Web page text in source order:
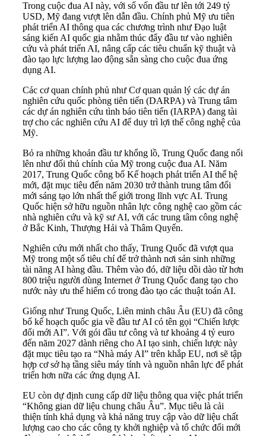
Trong cuộc đua AI này, với số vốn đầu tư lên tới 249 tỷ
USD, Mỹ đang vượt lên dẫn đầu. Chính phủ Mỹ ưu tiên
phát triển AI thông qua các chương trình như Đạo luật
sáng kiến AI quốc gia nhằm thúc đẩy đầu tư vào nghiên
cứu và phát triển AI, nâng cấp các tiêu chuẩn kỹ thuật và
đào tạo lực lượng lao động sẵn sàng cho cuộc đua ứng
dụng AI.
Các cơ quan chính phủ như Cơ quan quản lý các dự án
nghiên cứu quốc phòng tiên tiến (DARPA) và Trung tâm
các dự án nghiên cứu tình báo tiên tiến (IARPA) đang tài
trợ cho các nghiên cứu AI để duy trì lợi thế công nghệ của
Mỹ.
Bỏ ra những khoản đầu tư khổng lồ, Trung Quốc đang nổi
lên như đối thủ chính của Mỹ trong cuộc đua AI. Năm
2017, Trung Quốc công bố Kế hoạch phát triển AI thế hệ
mới, đặt mục tiêu đến năm 2030 trở thành trung tâm đổi
mới sáng tạo lớn nhất thế giới trong lĩnh vực AI. Trung
Quốc hiện sở hữu nguồn nhân lực công nghệ cao gồm các
nhà nghiên cứu và kỹ sư AI, với các trung tâm công nghệ
ở Bắc Kinh, Thượng Hải và Thâm Quyến.
Nghiên cứu mới nhất cho thấy, Trung Quốc đã vượt qua
Mỹ trong một số tiêu chí để trở thành nơi sản sinh những
tài năng AI hàng đầu. Thêm vào đó, dữ liệu dồi dào từ hơn
800 triệu người dùng Internet ở Trung Quốc đang tạo cho
nước này ưu thế hiếm có trong đào tạo các thuật toán AI.
Giống như Trung Quốc, Liên minh châu Âu (EU) đã công
bố kế hoạch quốc gia về đầu tư AI có tên gọi “Chiến lược
đổi mới AI”. Với gói đầu tư công và tư khoảng 4 tỷ euro
đến năm 2027 dành riêng cho AI tạo sinh, chiến lược này
đặt mục tiêu tạo ra “Nhà máy AI” trên khắp EU, nơi sẽ tập
hợp cơ sở hạ tầng siêu máy tính và nguồn nhân lực để phát
triển hơn nữa các ứng dụng AI.
EU còn dự định cung cấp dữ liệu thông qua việc phát triển
“Không gian dữ liệu chung châu Âu”. Mục tiêu là cải
thiện tính khả dụng và khả năng truy cập vào dữ liệu chất
lượng cao cho các công ty khởi nghiệp và tổ chức đổi mới